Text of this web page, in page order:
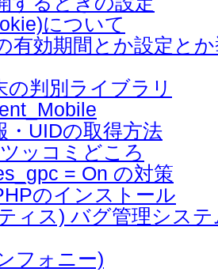
について
有効期間とか設定と
の判別ライブラリ
・UIDの取得方法
ッコミどころ
= On の対策
のインストール
ィス) バグ管理システ
フォニー)